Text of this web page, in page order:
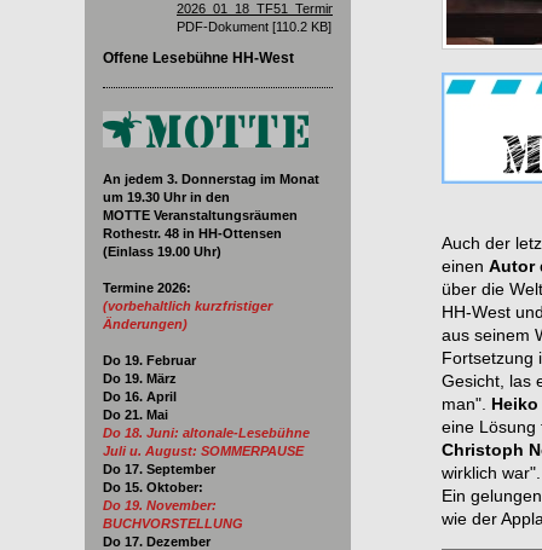
2026_01_18_TF51_Termine.pdf
PDF-Dokument [110.2 KB]
Offene Lesebühne HH-West
An jedem 3. Donnerstag im Monat
um 19.30 Uhr in den
MOTTE Veranstaltungsräumen
Rothestr. 48 in HH-Ottensen
(Einlass 19.00 Uhr)
Termine 2026:
(vorbehaltlich kurzfristiger
Änderungen)
Do 19. Februar
Do 19. März
Do 16. April
Do 21. Mai
Do 18. Juni: altonale-Lesebühne
Juli u. August: SOMMERPAUSE
Do 17. September
Do 15. Oktober:
Do 19. November:
BUCHVORSTELLUNG
Do 17. Dezember
Auch der
einen Autor
über die
HH-West
aus seinem
Fortsetzung
Gesicht, las
man".
eine
Christoph
wirklich war".
Ein
wie der